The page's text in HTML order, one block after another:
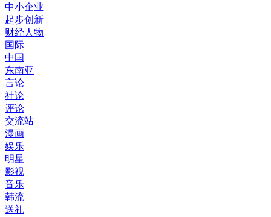
中小企业
起步创新
财经人物
国际
中国
东南亚
言论
社论
评论
交流站
漫画
娱乐
明星
影视
音乐
韩流
送礼